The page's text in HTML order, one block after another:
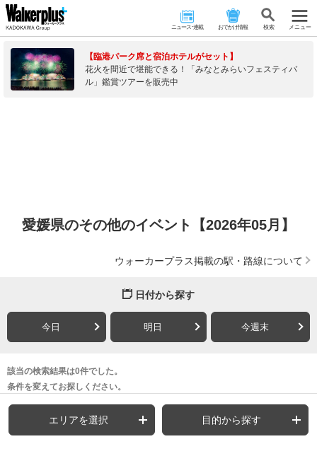
ニュース･連載 おでかけ情報 検 索 メニュー
【臨港パーク席と宿泊ホテルがセット】
花火を間近で堪能できる！「みなとみらいフェスティバ
ル」鑑賞ツアーを販売中
愛媛県のその他のイベント【2026年05月】
ウォーカープラス掲載の駅・路線について
日付から探す
今日 明日 今週末
該当の検索結果は0件でした。
条件を変えてお探しください。
エリアを選択 目的から探す